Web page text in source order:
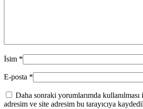
İsim *
E-posta *
Daha sonraki yorumlarımda kullanılması
adresim ve site adresim bu tarayıcıya